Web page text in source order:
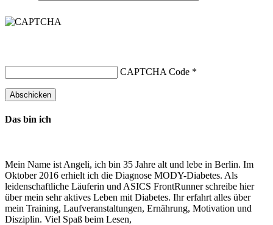
CAPTCHA Code *
Das bin ich
Mein Name ist Angeli, ich bin 35 Jahre alt und lebe in Berlin. Im
Oktober 2016 erhielt ich die Diagnose MODY-Diabetes. Als
leidenschaftliche Läuferin und ASICS FrontRunner schreibe hier
über mein sehr aktives Leben mit Diabetes. Ihr erfahrt alles über
mein Training, Laufveranstaltungen, Ernährung, Motivation und
Disziplin. Viel Spaß beim Lesen,